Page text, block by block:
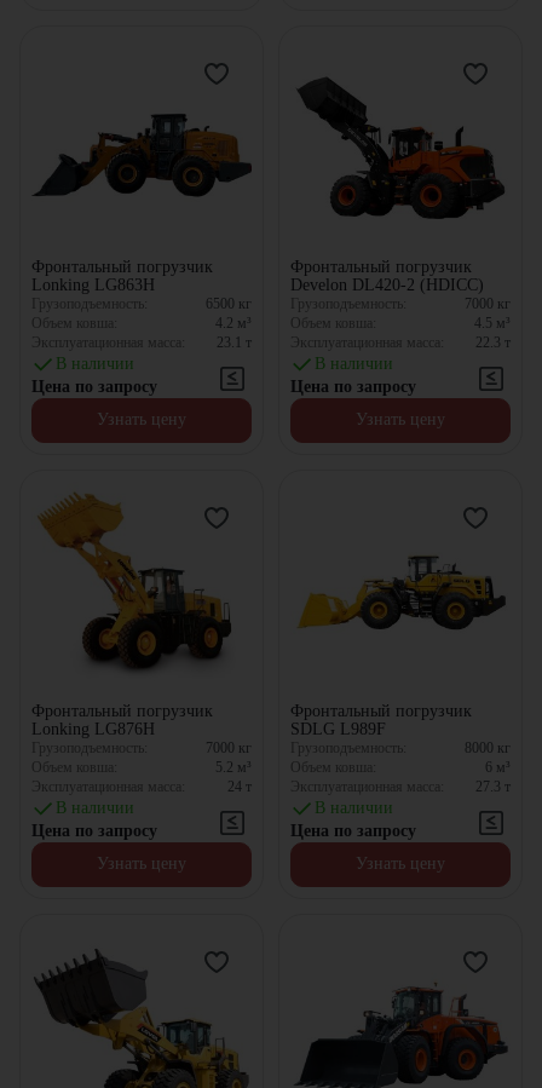
Фронтальный погрузчик
Lonking LG863H
Грузоподъемность: 6500 кг
Объем ковша:
4.2 м³
Эксплуатационная масса:
23.1 т
В наличии
Цена по запросу
Узнать цену
Фронтальный погрузчик
Develon DL420-2 (HDICC)
Грузоподъемность: 7000 кг
Объем ковша:
4.5 м³
Эксплуатационная масса:
22.3 т
В наличии
Цена по запросу
Узнать цену
Фронтальный погрузчик
Lonking LG876H
Грузоподъемность: 7000 кг
Объем ковша:
5.2 м³
Эксплуатационная масса:
24 т
В наличии
Цена по запросу
Узнать цену
Фронтальный погрузчик
SDLG L989F
Грузоподъемность: 8000 кг
Объем ковша:
6 м³
Эксплуатационная масса:
27.3 т
В наличии
Цена по запросу
Узнать цену